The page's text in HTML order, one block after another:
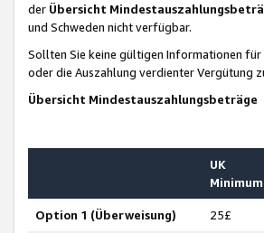
der Übersicht
und Schweden nicht verfügbar.
Sollten Sie keine gültigen Informationen
oder die Auszahlung verdienter Vergütung
Übersicht Mindestauszahlungsbeträge
UK
Minimum
Option 1 (Überweisung) 25£